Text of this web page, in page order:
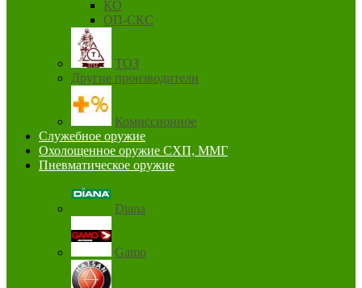
КО
ОП-СКС
ТОЗ
Другие производители
Комиссионное
Служебное оружие
Охолощенное оружие СХП, ММГ
Пневматическое оружие
Diana
Gamo